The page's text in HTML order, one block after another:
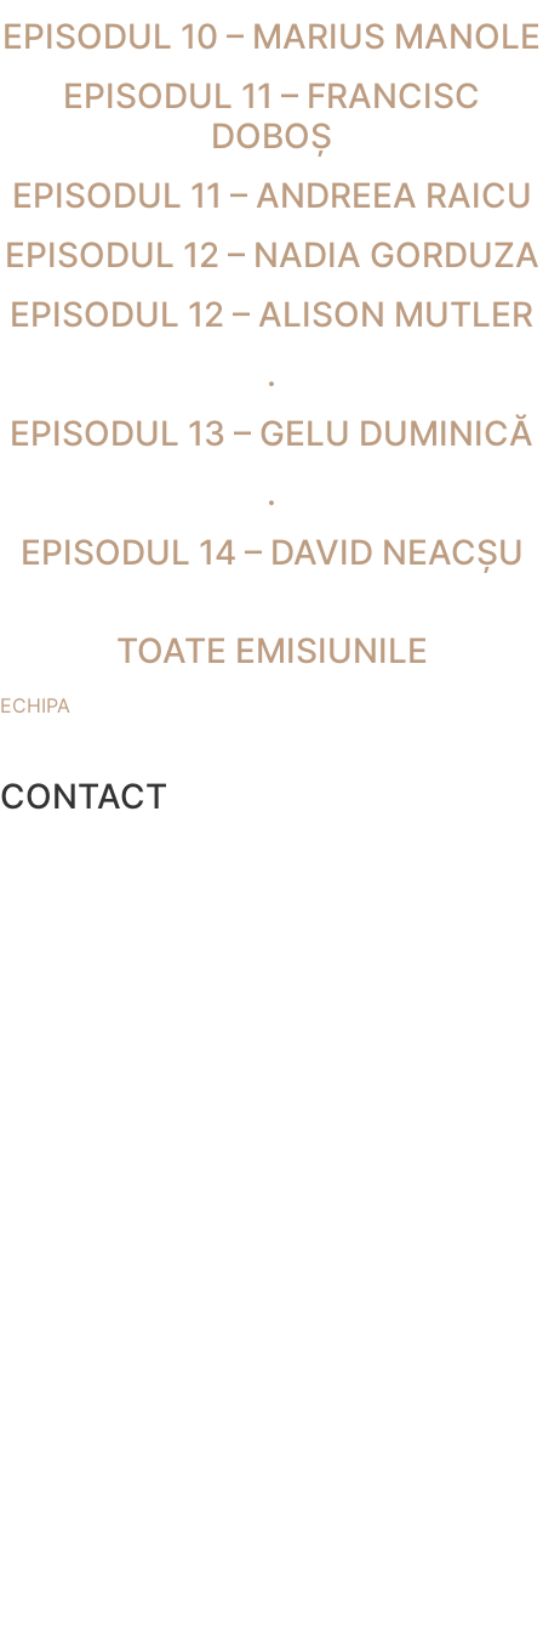
EPISODUL 10 – MARIUS MANOLE
EPISODUL 11 – FRANCISC
DOBOȘ
EPISODUL 11 – ANDREEA RAICU
EPISODUL 12 – NADIA GORDUZA
EPISODUL 12 – ALISON MUTLER
.
EPISODUL 13 – GELU DUMINICĂ
.
EPISODUL 14 – DAVID NEACȘU
TOATE EMISIUNILE
ECHIPA
CONTACT